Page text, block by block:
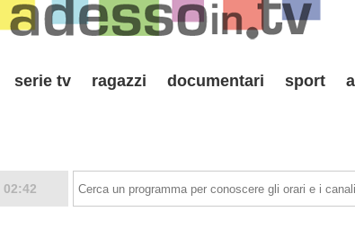
serie tv ragazzi documentari sport